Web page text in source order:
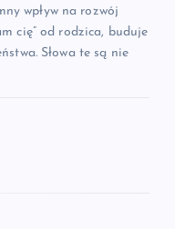
wpływ na rozwój
cię” od rodzica, buduje
Słowa te są nie